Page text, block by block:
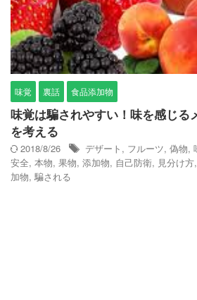
味覚 裏話 食品添加物
味覚は騙されやすい！味を感じる
を考える
2018/8/26 デザート , フルーツ, 偽物,
安全, 本物, 果物, 添加物, 自己防衛, 見分け方,
加物, 騙される